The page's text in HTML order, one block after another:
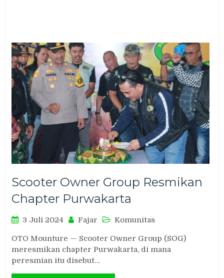
Scooter Owner Group Resmikan
Chapter Purwakarta
3 Juli 2024 Fajar Komunitas
OTO Mounture — Scooter Owner Group (SOG)
meresmikan chapter Purwakarta, di mana
peresmian itu disebut…